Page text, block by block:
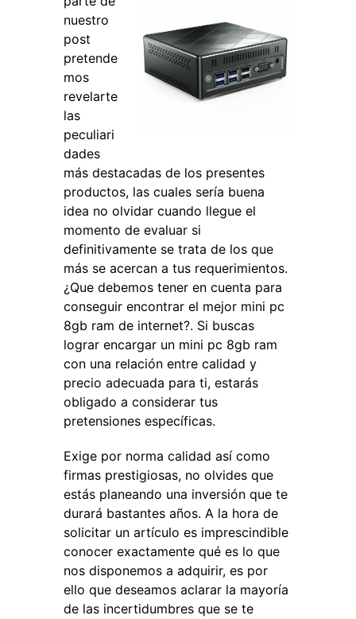
nuestro
post
pretende
mos
revelarte
las
peculiari
dades
más destacadas de los presentes
productos, las cuales sería buena
idea no olvidar cuando llegue el
momento de evaluar si
definitivamente se trata de los que
más se acercan a tus requerimientos.
¿Que debemos tener en cuenta para
conseguir encontrar el mejor mini pc
8gb ram de internet?. Si buscas
lograr encargar un mini pc 8gb ram
con una relación entre calidad y
precio adecuada para ti, estarás
obligado a considerar tus
pretensiones específicas.
Exige por norma calidad así como
firmas prestigiosas, no olvides que
estás planeando una inversión que te
durará bastantes años. A la hora de
solicitar un artículo es imprescindible
conocer exactamente qué es lo que
nos disponemos a adquirir, es por
ello que deseamos aclarar la mayoría
de las incertidumbres que se te